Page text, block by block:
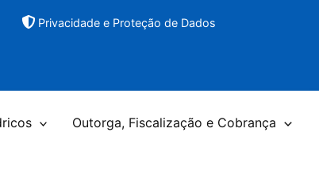
Privacidade e Proteção de Dados
Outorga, Fiscalização e Cobrança